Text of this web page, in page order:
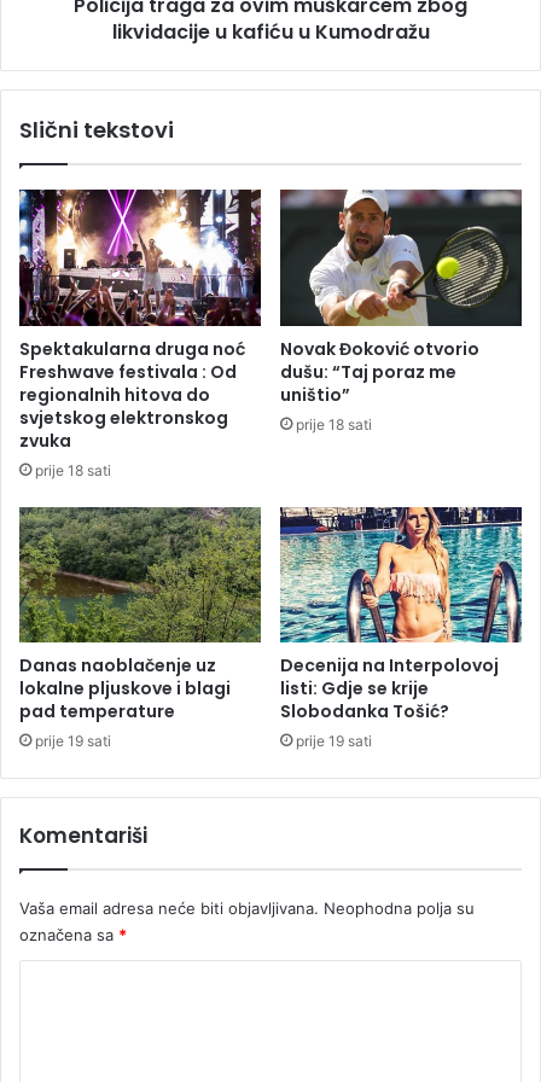
d
a
o
s
e
s
a
ž
r
t
v
a
m
u
p
u
c
a
o
u
g
u
a
i
m
m
u
š
a
r
e
m
b
o
g
l
i
k
v
d
a
e
u
a
f
i
likvidacije u kafiću u Kumodražu
Slični tekstovi
Spektakularna druga noć
Freshwave festivala : Od
regionalnih hitova do
svjetskog elektronskog
zvuka
prije 18 sati
Novak Đoković otvorio
dušu: “Taj poraz me
uništio”
prije 18 sati
Danas naoblačenje uz
lokalne pljuskove i blagi
pad temperature
prije 19 sati
Decenija na Interpolovoj
listi: Gdje se krije
Slobodanka Tošić?
prije 19 sati
Komentariši
Vaša email adresa neće biti objavljivana. Neophodna polja su
označena sa *